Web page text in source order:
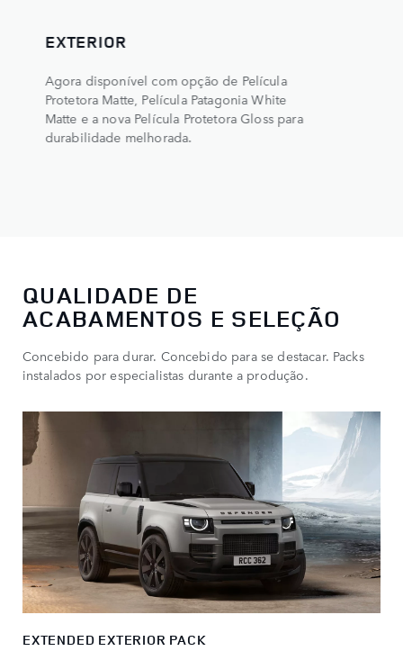
INTERIOR
Os materiais modernos e resistentes dos
bancos, incluindo o novo couro Windsor e
os materiais em Forged Textile ou
UltrafabricsTM
, com uma travessa com
QUALIDADE DE
ACABAMENTOS E SELEÇÃO
Concebido para durar. Concebido para se destacar. Packs
instalados por especialistas durante a produção.
EXTENDED EXTERIOR PACK